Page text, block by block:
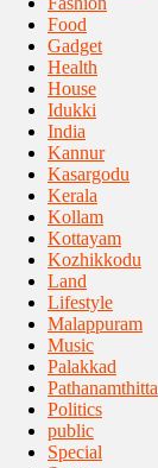
Food
Gadget
Health
House
Idukki
India
Kannur
Kasargodu
Kerala
Kollam
Kottayam
Kozhikkodu
Land
Lifestyle
Malappuram
Music
Palakkad
Pathanamthitta
Politics
public
Special